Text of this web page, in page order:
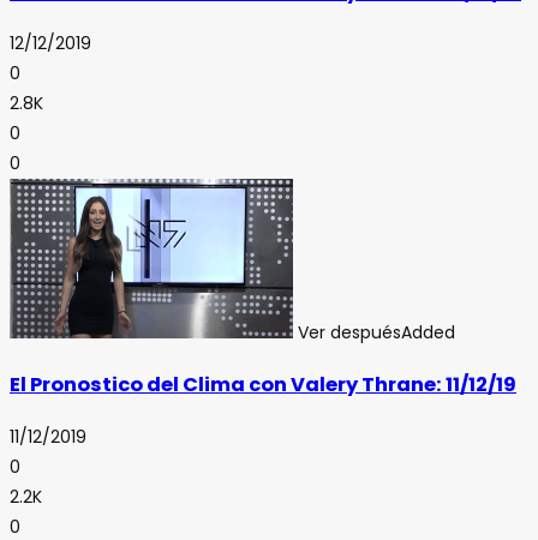
12/12/2019
0
2.8K
0
0
Ver despuésAdded
El Pronostico del Clima con Valery Thrane: 11/12/19
11/12/2019
0
2.2K
0